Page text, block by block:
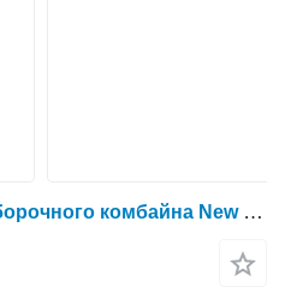
Гидронасос для зерноуборочного комбайна New Holland TF46